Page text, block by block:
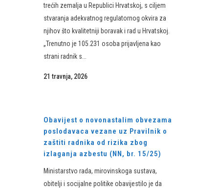
trećih zemalja u Republici Hrvatskoj, s ciljem
stvaranja adekvatnog regulatornog okvira za
njihov što kvalitetniji boravak i rad u Hrvatskoj.
„Trenutno je 105.231 osoba prijavljena kao
strani radnik s...
21 travnja, 2026
Obavijest o novonastalim obvezama
poslodavaca vezane uz Pravilnik o
zaštiti radnika od rizika zbog
izlaganja azbestu (NN, br. 15/25)
Ministarstvo rada, mirovinskoga sustava,
obitelji i socijalne politike obavijestilo je da